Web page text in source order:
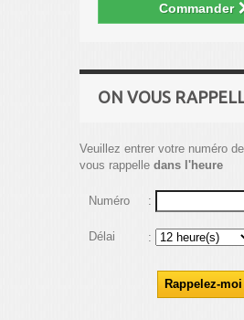
Commander
ON VOUS
Veuillez entrer votre numéro
vous rappelle dans l'heure
Numéro :
Délai :